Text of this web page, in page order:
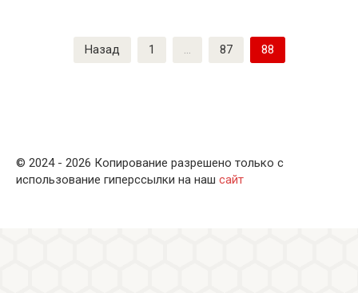
Назад 1 … 87 88
© 2024 - 2026 Копирование разрешено только с
использование гиперссылки на наш сайт